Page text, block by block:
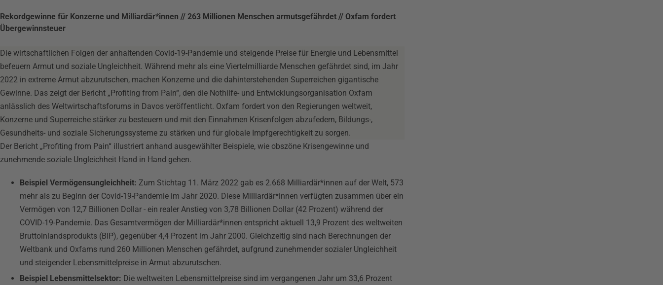
Rekordgewinne für Konzerne und Milliardär*innen // 263 Millionen Menschen armutsgefährdet // Oxfam fordert
Übergewinnsteuer
Die wirtschaftlichen Folgen der anhaltenden Covid-19-Pandemie und steigende Preise für Energie und Lebensmittel
befeuern Armut und soziale Ungleichheit. Während mehr als eine Viertelmilliarde Menschen gefährdet sind, im Jahr
2022 in extreme Armut abzurutschen, machen Konzerne und die dahinterstehenden Superreichen gigantische
Gewinne. Das zeigt der Bericht „Profiting from Pain“, den die Nothilfe- und Entwicklungsorganisation Oxfam
anlässlich des Weltwirtschaftsforums in Davos veröffentlicht. Oxfam fordert von den Regierungen weltweit,
Konzerne und Superreiche stärker zu besteuern und mit den Einnahmen Krisenfolgen abzufedern, Bildungs-,
Gesundheits- und soziale Sicherungssysteme zu stärken und für globale Impfgerechtigkeit zu sorgen.
Der Bericht „Profiting from Pain“ illustriert anhand ausgewählter Beispiele, wie obszöne Krisengewinne und
zunehmende soziale Ungleichheit Hand in Hand gehen.
Beispiel Vermögensungleichheit: Zum Stichtag 11. März 2022 gab es 2.668 Milliardär*innen auf der Welt, 573
mehr als zu Beginn der Covid-19-Pandemie im Jahr 2020. Diese Milliardär*innen verfügten zusammen über ein
Vermögen von 12,7 Billionen Dollar - ein realer Anstieg von 3,78 Billionen Dollar (42 Prozent) während der
COVID-19-Pandemie. Das Gesamtvermögen der Milliardär*innen entspricht aktuell 13,9 Prozent des weltweiten
Bruttoinlandsprodukts (BIP), gegenüber 4,4 Prozent im Jahr 2000. Gleichzeitig sind nach Berechnungen der
Weltbank und Oxfams rund 260 Millionen Menschen gefährdet, aufgrund zunehmender sozialer Ungleichheit
und steigender Lebensmittelpreise in Armut abzurutschen.
Beispiel Lebensmittelsektor: Die weltweiten Lebensmittelpreise sind im vergangenen Jahr um 33,6 Prozent